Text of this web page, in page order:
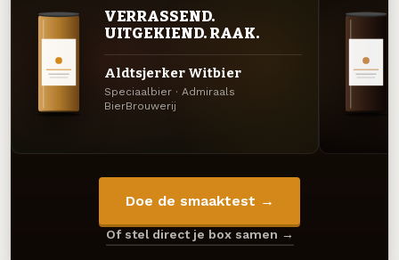
VERRASSEND.
UITGEKIEND. RAAK.
Aldtsjerker Witbier
Speciaalbier · Admiraals
BierBrouwerij
Doe de smaaktest →
Of stel direct je box samen →